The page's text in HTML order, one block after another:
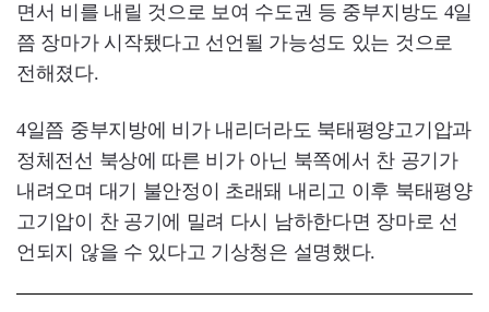
면서 비를 내릴 것으로 보여 수도권 등 중부지방도 4일
쯤 장마가 시작됐다고 선언될 가능성도 있는 것으로
전해졌다.
4일쯤 중부지방에 비가 내리더라도 북태평양고기압과
정체전선 북상에 따른 비가 아닌 북쪽에서 찬 공기가
내려오며 대기 불안정이 초래돼 내리고 이후 북태평양
고기압이 찬 공기에 밀려 다시 남하한다면 장마로 선
언되지 않을 수 있다고 기상청은 설명했다.